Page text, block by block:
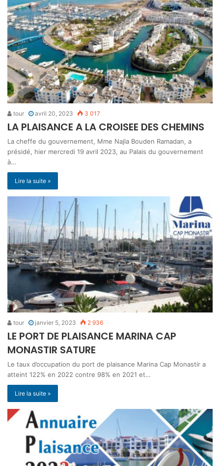
tour avril 20, 2023 3 017
LA PLAISANCE A LA CROISEE DES CHEMINS
La cheffe du gouvernement, Mme Najla Bouden Ramadan, a
présidé, hier mercredi 19 avril 2023, au Palais du gouvernement
à…
Lire la suite »
tour janvier 5, 2023 2 936
LE PORT DE PLAISANCE MARINA CAP
MONASTIR SATURE
Le taux d’occupation du port de plaisance Marina Cap Monastir a
atteint 122% en 2022 contre 98% en 2021 et…
Lire la suite »